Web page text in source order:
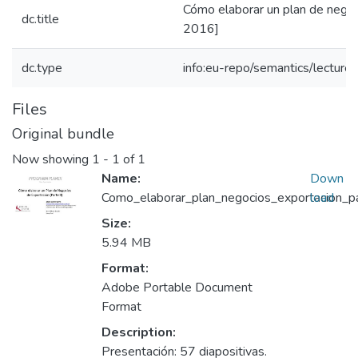
dc.title
Cómo elaborar un plan de
2016]
dc.type info:eu-repo/semantics/lecture
Files
Original bundle
Now showing 1 - 1 of 1
Name:
Size:
5.94 MB
Format:
Adobe Portable Document
Format
Description:
Presentación: 57 diapositivas.
Down
load